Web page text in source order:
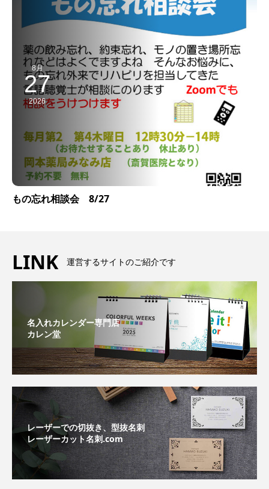
8月
27
2026
もの忘れ相談会 8/27
LINK 運営するサイトのご紹介です
名入れカレンダー専門店
カレン堂
レーザーでの切抜き、型抜名刺
レーザーカット名刺.com